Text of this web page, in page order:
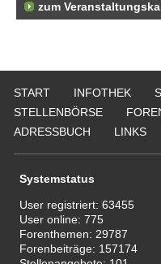
zum
START INFOTHEK
STELLENBÖRSE
ADRESSBUCH
LINKS
Systemstatus
User registriert:63455
User online:775
Forenthemen: 29787
Forenbeiträge: 157174